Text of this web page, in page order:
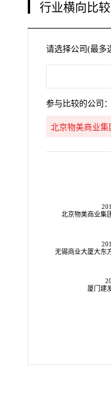
行业横向比较
请选择公司(最多
参与比较的公司
北京物美商业集
北京物美商业集
无锡商业大厦大东
厦门建